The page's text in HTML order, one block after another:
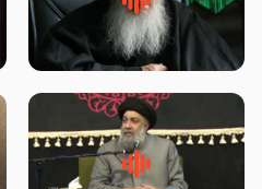
زوّار اربعین امام حسین (علیه
السلام) با این اشتیاق به زیارت